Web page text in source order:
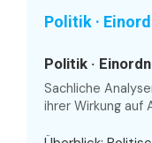
Politik ·
Politik ·
Sachliche
ihrer Wirkung auf